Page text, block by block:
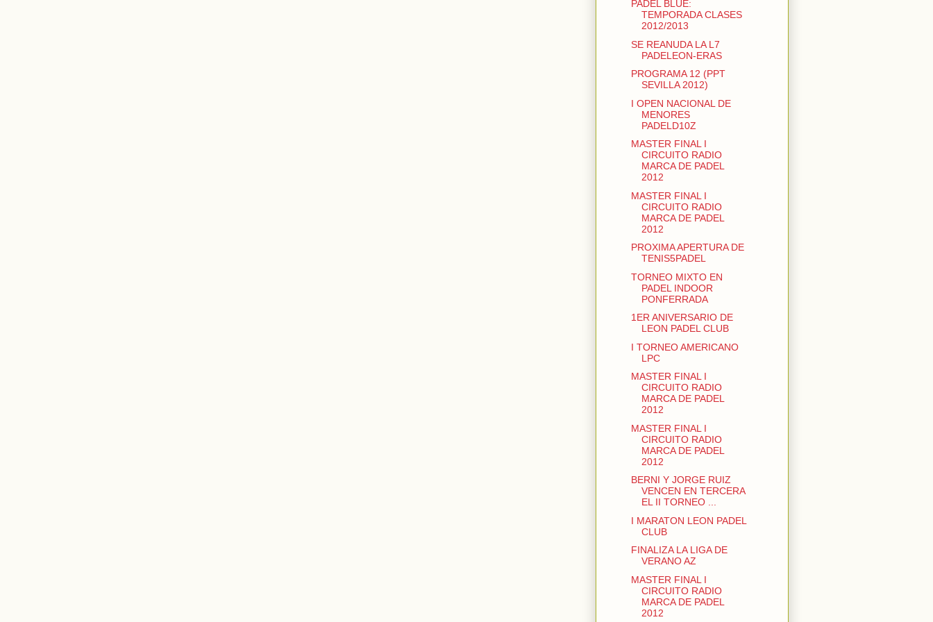
PADEL BLUE:
TEMPORADA CLASES
2012/2013
SE REANUDA LA L7
PADELEON-ERAS
PROGRAMA 12 (PPT
SEVILLA 2012)
I OPEN NACIONAL DE
MENORES
PADELD10Z
MASTER FINAL I
CIRCUITO RADIO
MARCA DE PADEL
2012
MASTER FINAL I
CIRCUITO RADIO
MARCA DE PADEL
2012
PROXIMA APERTURA DE
TENIS5PADEL
TORNEO MIXTO EN
PADEL INDOOR
PONFERRADA
1ER ANIVERSARIO DE
LEON PADEL CLUB
I TORNEO AMERICANO
LPC
MASTER FINAL I
CIRCUITO RADIO
MARCA DE PADEL
2012
MASTER FINAL I
CIRCUITO RADIO
MARCA DE PADEL
2012
BERNI Y JORGE RUIZ
VENCEN EN TERCERA
EL II TORNEO ...
I MARATON LEON PADEL
CLUB
FINALIZA LA LIGA DE
VERANO AZ
MASTER FINAL I
CIRCUITO RADIO
MARCA DE PADEL
2012